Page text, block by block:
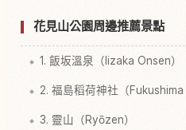
花見山公園周邊推薦景點
1. 飯坂溫泉（Iizaka Onsen）
2. 福島稻荷神社（Fukushima
3. 靈山（Ryōzen）